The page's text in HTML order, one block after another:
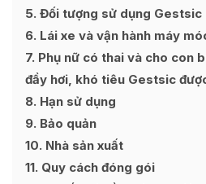
5 Đối tượng sử dụng Gestsic
6 Lái xe và vận hành máy
7 Phụ nữ có thai và cho con
đầy hơi, khó tiêu Gestsic
8 Hạn sử dụng
9 Bảo quản
10 Nhà sản xuất
11 Quy cách đóng gói